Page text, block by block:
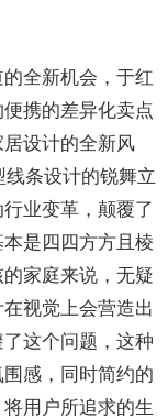
全新机会，于红
携的差异化卖点
设计的全新风
条设计的锐舞立
业变革，颠覆了
是四四方方且棱
家庭来说，无疑
视觉上会营造出
这个问题，这种
感，同时简约的
用户所追求的生